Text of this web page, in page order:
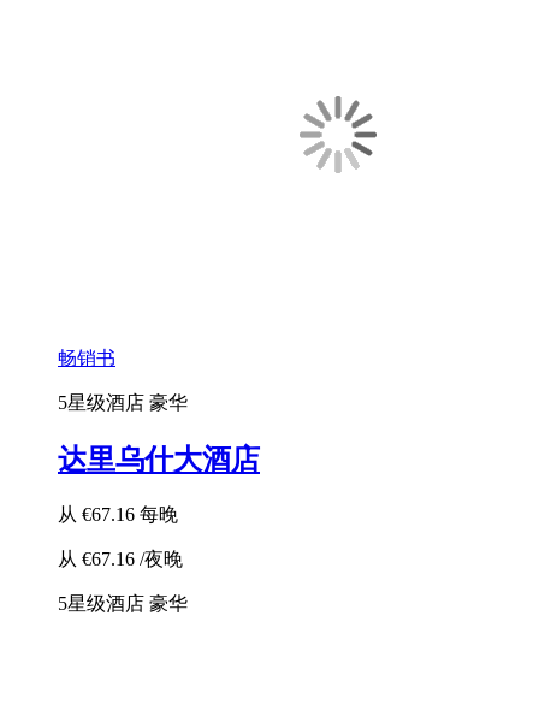
畅销书
5星级酒店 豪华
达里乌什大酒店
从 €67.16 每晚
从 €67.16 /夜晚
5星级酒店 豪华